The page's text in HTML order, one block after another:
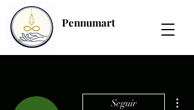
Pennumart
Seguir